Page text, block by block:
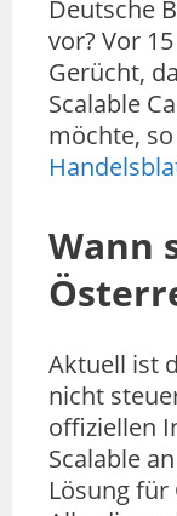
Deutsche
vor? Vor
Gerücht,
Scalable
möchte,
Wann
Aktuell ist
nicht
offiziellen
Scalable
Lösung